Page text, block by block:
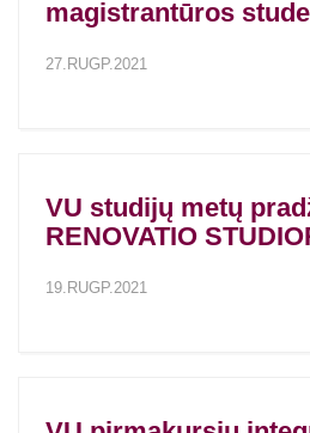
magistrantūros
27.RUGP.2021
VU studijų metų
RENOVATIO
19.RUGP.2021